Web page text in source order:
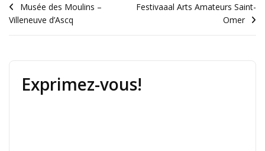
Musée des Moulins –
Villeneuve d’Ascq
Festivaaal Arts Amateurs Saint-
Omer
Exprimez-vous!